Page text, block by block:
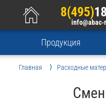
8(495)
info@abac-
Продукция
Главная Расходные